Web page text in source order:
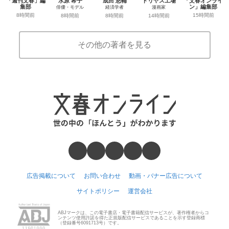
集部
8時間前
俳優・モデル
8時間前
経済学者
8時間前
漫画家
14時間前
ン」編集部
15時間前
その他の著者を見る
広告掲載について お問い合わせ 動画・バナー広告について
サイトポリシー 運営会社
ABJマークは、この電子書店・電子書籍配信サービスが、著作権者からコ
ンテンツ使用許諾を得た正規版配信サービスであることを示す登録商標
（登録番号6091713号）です。